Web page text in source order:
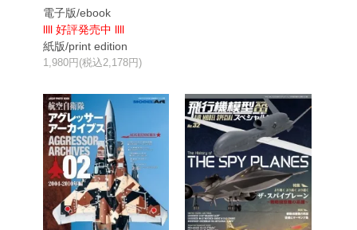
電子版/ebook
llll 好評発売中 llll
紙版/print edition
1,980円(税込2,178円)